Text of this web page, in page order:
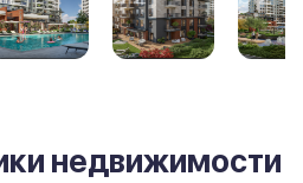
недвижимости